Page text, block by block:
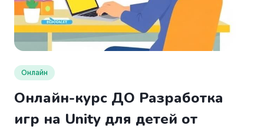
Онлайн
Онлайн-курс ДО Разработка
игр на Unity для детей от